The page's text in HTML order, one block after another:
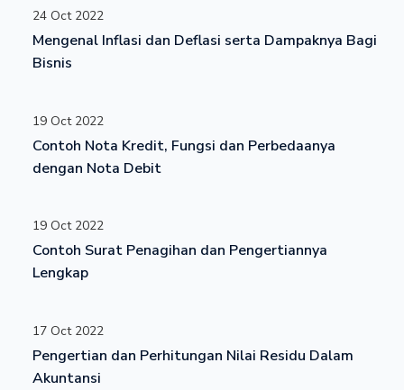
24 Oct 2022
Mengenal Inflasi dan Deflasi serta Dampaknya Bagi
Bisnis
19 Oct 2022
Contoh Nota Kredit, Fungsi dan Perbedaanya
dengan Nota Debit
19 Oct 2022
Contoh Surat Penagihan dan Pengertiannya
Lengkap
17 Oct 2022
Pengertian dan Perhitungan Nilai Residu Dalam
Akuntansi